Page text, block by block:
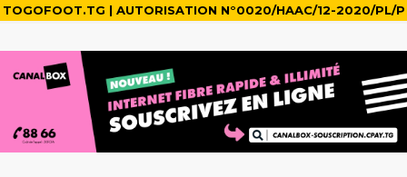
TOGOFOOT.TG | AUTORISATION N°0020/HAAC/12-2020/PL/P